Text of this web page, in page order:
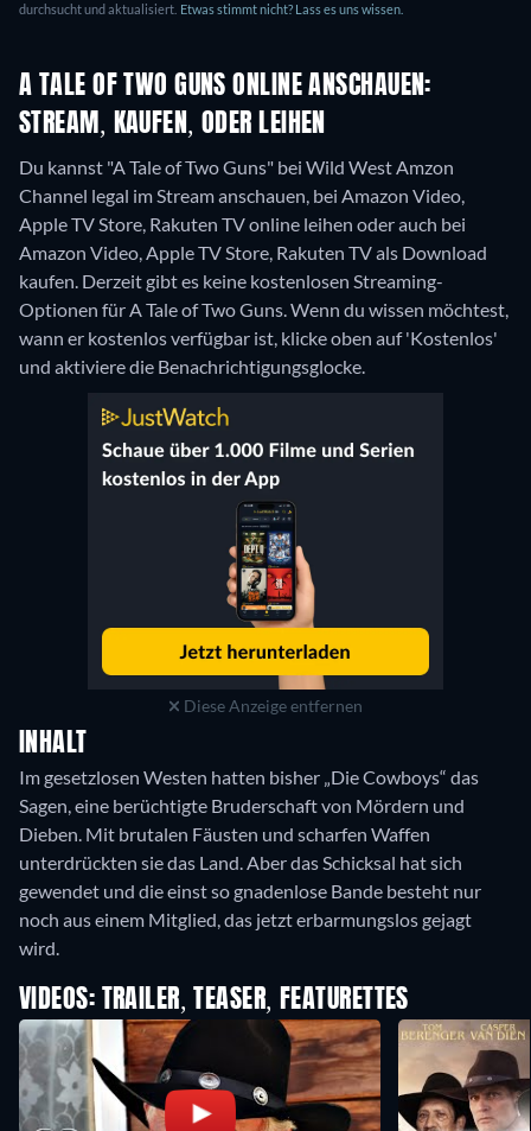
durchsucht und aktualisiert. Etwas stimmt nicht? Lass es uns wissen.
A TALE OF TWO GUNS ONLINE ANSCHAUEN:
STREAM, KAUFEN, ODER LEIHEN
Du kannst "A Tale of Two Guns" bei Wild West Amzon
Channel legal im Stream anschauen, bei Amazon Video,
Apple TV Store, Rakuten TV online leihen oder auch bei
Amazon Video, Apple TV Store, Rakuten TV als Download
kaufen. Derzeit gibt es keine kostenlosen Streaming-
Optionen für A Tale of Two Guns. Wenn du wissen möchtest,
wann er kostenlos verfügbar ist, klicke oben auf 'Kostenlos'
und aktiviere die Benachrichtigungsglocke.
Diese Anzeige entfernen
INHALT
Im gesetzlosen Westen hatten bisher „Die Cowboys“ das
Sagen, eine berüchtigte Bruderschaft von Mördern und
Dieben. Mit brutalen Fäusten und scharfen Waffen
unterdrückten sie das Land. Aber das Schicksal hat sich
gewendet und die einst so gnadenlose Bande besteht nur
noch aus einem Mitglied, das jetzt erbarmungslos gejagt
wird.
VIDEOS: TRAILER, TEASER, FEATURETTES